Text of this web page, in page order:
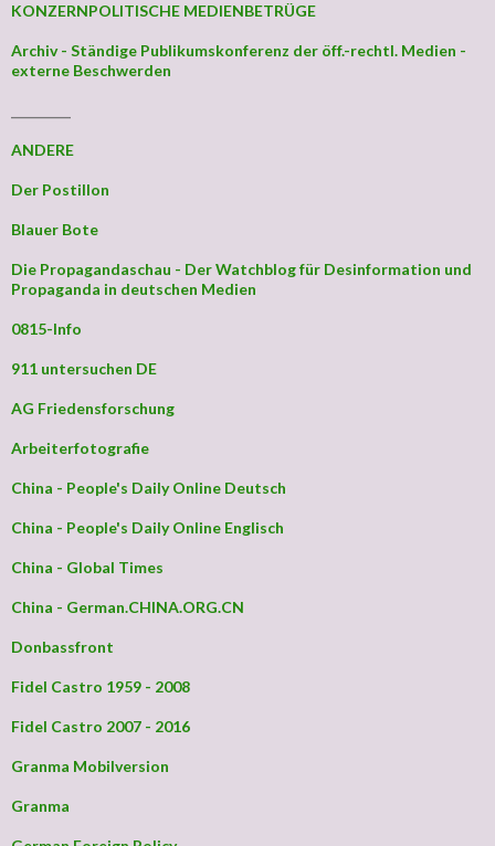
KONZERNPOLITISCHE MEDIENBETRÜGE
Archiv - Ständige Publikumskonferenz der öff.-rechtl. Medien -
externe Beschwerden
ANDERE
Der Postillon
Blauer Bote
Die Propagandaschau - Der Watchblog für Desinformation und
Propaganda in deutschen Medien
0815-Info
911 untersuchen DE
AG Friedensforschung
Arbeiterfotografie
China - People's Daily Online Deutsch
China - People's Daily Online Englisch
China - Global Times
China - German.CHINA.ORG.CN
Donbassfront
Fidel Castro 1959 - 2008
Fidel Castro 2007 - 2016
Granma Mobilversion
Granma